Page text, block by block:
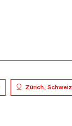
Zürich, Schweiz